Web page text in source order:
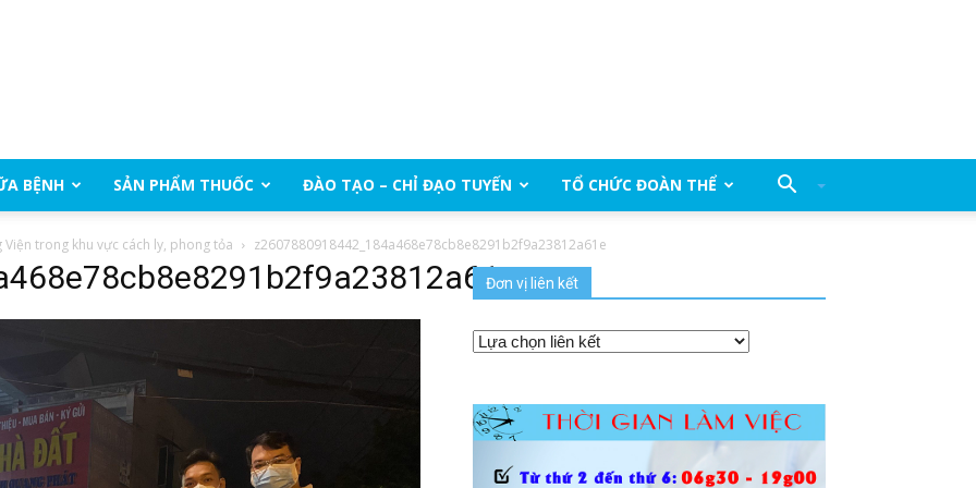
BỆNH SẢN PHẨM THUỐC ĐÀO TẠO – CHỈ ĐẠO TUYẾN TỔ CHỨC ĐOÀN THỂ
trong khu vực cách ly, phong tỏa z2607880918442_184a468e78cb8e8291b2f9a23812a61e
Đơn vị liên kết